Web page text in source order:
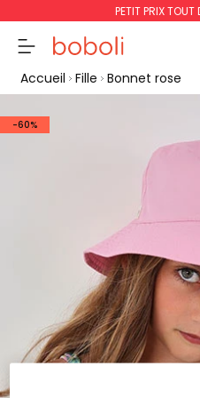
PETIT PRIX
poursuit
Accueil Fille Bonnet rose
-60%